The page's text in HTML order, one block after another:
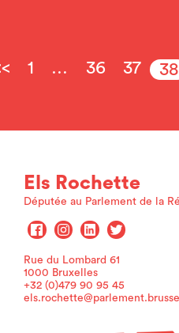
1 … 36 37 38
Els Rochette
Députée au Parlement de la
Rue du Lombard 61
1000 Bruxelles
+32 (0)479 90 95 45